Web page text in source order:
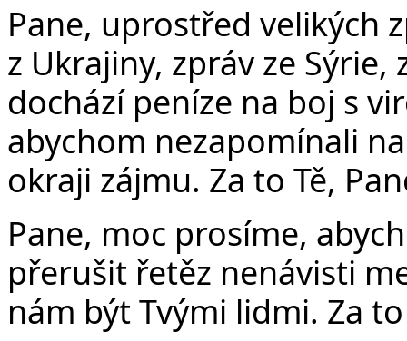
Pane, uprostřed velikých
z Ukrajiny, zpráv ze
dochází peníze na boj s
abychom nezapomínali
okraji zájmu. Za to Tě,
Pane, moc prosíme,
přerušit řetěz nenávisti
nám být Tvými lidmi. Za